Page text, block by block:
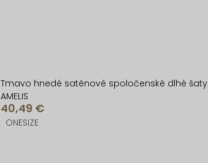
Tmavo hnedé saténové spoločenské dlhé šaty
AMELIS
40,49 €
ONESIZE